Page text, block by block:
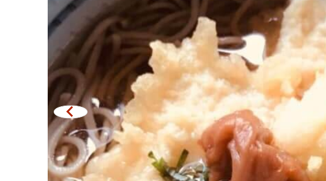
ของย่างเสียบไม้/เครื่องในย่าง
ร้านอาหารญี่ปุ่นแบบดั้งเดิม
ทาโกะยากิ
โอเด้ง/เมนูตุ๋นสไตล์ญี่ปุ่น
อาหารชุด/อาหารญี่ปุ่นสไตล์โฮมคุกกิ้ง
เบนโตะ/บริการส่งอาหารญี่ปุ่น